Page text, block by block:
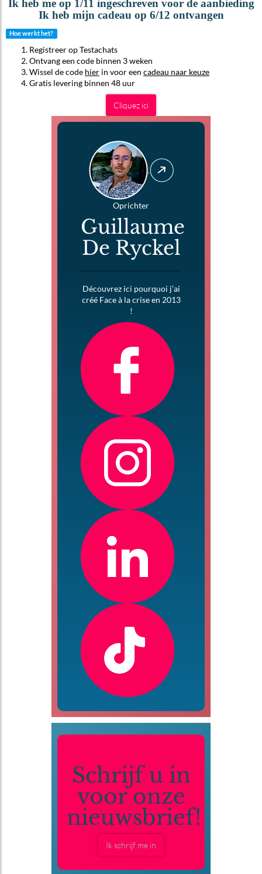
Ik heb me op 1/11 ingeschreven voor de aanbieding
Ik heb mijn cadeau op 6/12 ontvangen
Hoe werkt het?
Registreer op Testachats
Ontvang een code binnen 3 weken
Wissel de code hier in voor een cadeau naar keuze
Gratis levering binnen 48 uur
Cliquez ici
Oprichter
Guillaume
De Ryckel
Découvrez ici pourquoi j’ai
créé Face à la crise en 2013
!
Schrijf u in
voor onze
nieuwsbrief!
Ik schrijf me in